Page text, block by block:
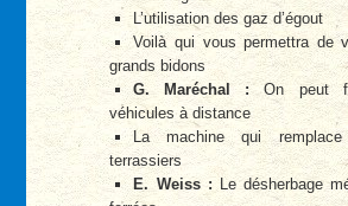
L’utilisation des gaz d’égout
Voilà qui vous permettra de
grands bidons
G. Maréchal : On peut
véhicules à distance
La machine qui
terrassiers
E. Weiss :Le désherbage